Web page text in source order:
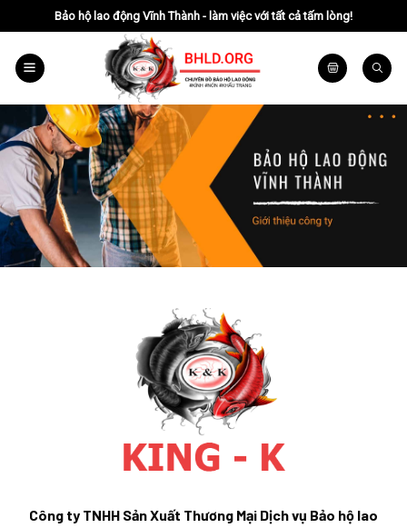
đến
nội
dung
Bảo hộ lao động Vĩnh Thành - làm việc với tất cả tấm lòng!
Công ty TNHH Sản Xuất Thương Mại Dịch vụ Bảo hộ lao